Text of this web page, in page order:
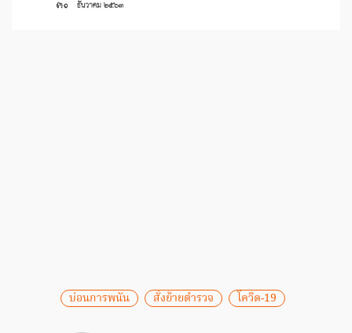
บ่อนการพนัน สั่งย้ายตำรวจ โควิด-19